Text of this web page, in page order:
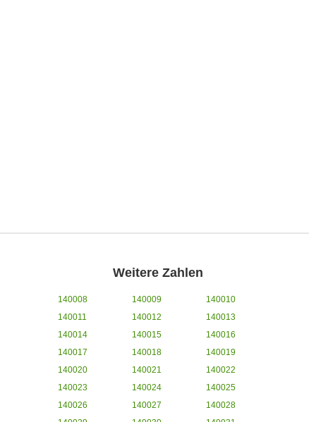
Weitere Zahlen
140008 140009
140010
140011
140012
140013
140014
140015
140016
140017
140018
140019
140020
140021
140022
140023
140024
140025
140026
140027
140028